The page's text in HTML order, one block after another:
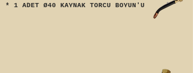
* 1 ADET Ø40 KAYNAK TORCU BOYUN'U